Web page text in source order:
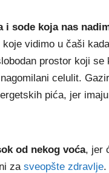
i sode koja nas
vidimo u čaši
prostor koji se
celulit.
pića, jer
od nekog voća, jer
za sveopšte zdravlje.